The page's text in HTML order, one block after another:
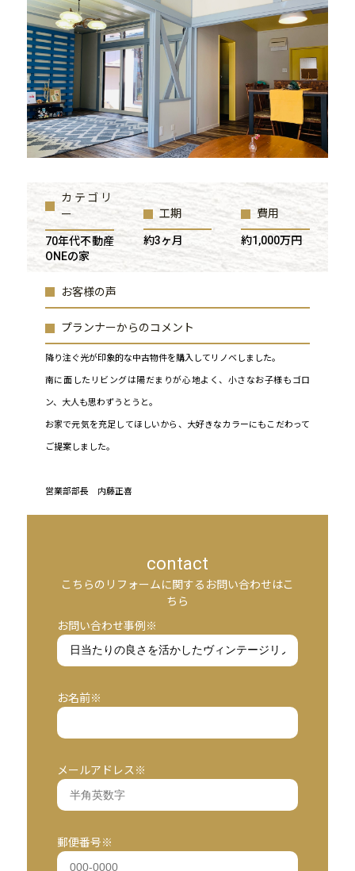
カテゴリ
ー
70年代不動産
ONEの家
工期
約3ヶ月
費用
約1,000万円
お客様の声
プランナーからのコメント
降り注ぐ光が印象的な中古物件を購入してリノベしました。
南に面したリビングは陽だまりが心地よく、小さなお子様もゴロ
ン、大人も思わずうとうと。
お家で元気を充足してほしいから、大好きなカラーにもこだわって
ご提案しました。
営業部部長 内藤正喜
contact
こちらのリフォームに関するお問い合わせはこ
ちら
お問い合わせ事例※
お名前※
メールアドレス※
郵便番号※